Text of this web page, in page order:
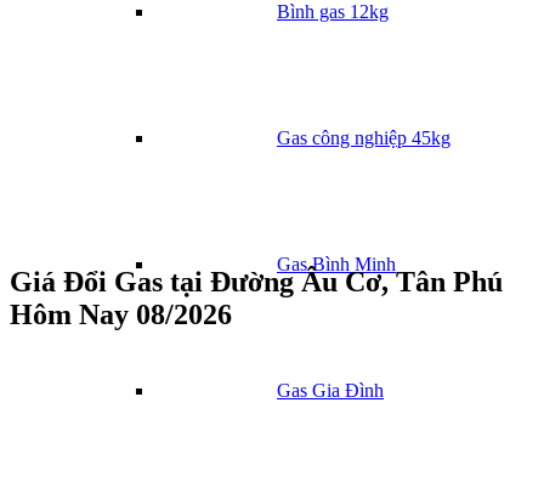
Bình gas 12kg
Gas công nghiệp 45kg
Gas Bình Minh
Gas Gia Đình
Giá Đổi Gas tại Đường Âu Cơ, Tân Phú
Hôm Nay 08/2026